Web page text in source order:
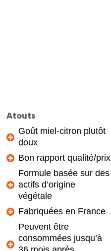
Atouts
Goût miel-citron plutôt
doux
Bon rapport qualité/prix
Formule basée sur des
actifs d’origine
végétale
Fabriquées en France
Peuvent être
consommées jusqu’à